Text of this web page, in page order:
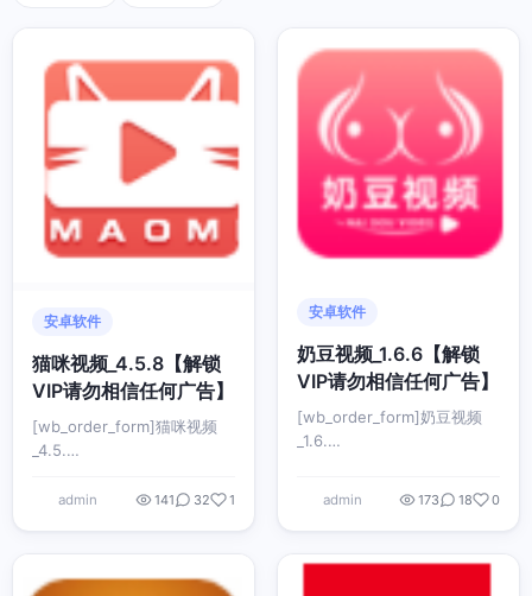
安卓软件
猫咪视频_4.5.8【解锁
VIP请勿相信任何广告】
[wb_order_form]猫咪视频
_4.5.…
admin 141 32 1
安卓软件
奶豆视频_1.6.6【解锁
VIP请勿相信任何广告】
[wb_order_form]奶豆视频
_1.6.…
admin 173 18 0